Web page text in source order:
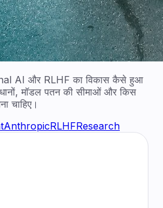
AI और RLHF का विकास कैसे हुआ
मॉडल पतन की सीमाओं और किस
चाहिए।
AnthropicRLHFResearch